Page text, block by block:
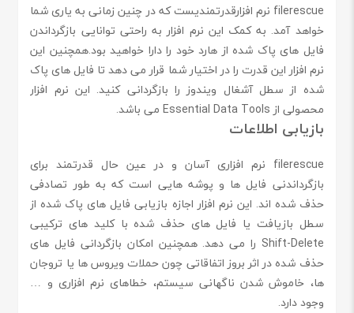
filerescue نرم افزارقدرتمندیست که در چنین زمانی به یاری شما
خواهد آمد. به کمک این نرم افزار به راحتی توانایی بازگرداندن
فایل های پاک شده از هارد خود را دارا خواهید بود.همچنین این
نرم افزار این قدرت را در اختیار شما قرار می دهد تا فایل های پاک
شده از سطل آشغال ویندوز را بازگردانی کنید. این نرم افزار
محصولی از Essential Data Tools می باشد.
بازیابی اطلاعات
filerescue نرم افزاری آسان و در عین حال قدرتمند برای
بازگرداندنی فایل ها و پوشه هایی است که به طور تصادفی
حذف شده اند. این نرم افزار اجازه بازیابی فایل های پاک شده از
سطل بازیافت یا فایل های حذف شده با کلید های ترکیبی
Shift-Delete را می دهد. همچنین امکان بازگردانی فایل های
حذف شده در اثر بروز اتفاقاتی چون حملات ویروس ها یا تروجان
ها، خاموش شدن ناگهانی سیستم، خطاهای نرم افزاری و …
وجود دارد.